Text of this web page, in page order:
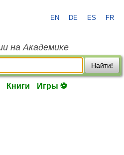
EN DE ES FR
на Академике
Найти!
Книги Игры ⚽